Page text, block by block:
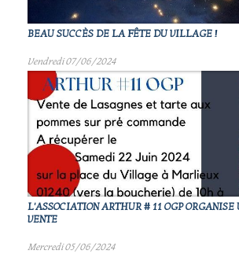
BEAU SUCCÈS DE LA FÊTE DU VILLAGE !
Vendredi 07/06/2024
L'ASSOCIATION ARTHUR # 11 OGP ORGANISE
VENTE
Mercredi 05/06/2024